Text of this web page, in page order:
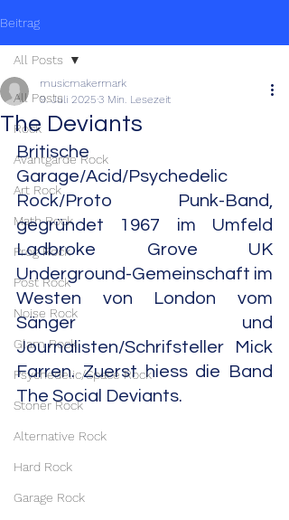
Beitrag
All Posts
Rock
Avantgarde Rock
Art Rock
Math Rock
Prog Rock
Post Rock
Noise Rock
Glam Rock
Psychedelic/Space Rock
Stoner Rock
Alternative Rock
Hard Rock
Garage Rock
All Posts
The Deviants
musicmakermark
9. Juli 2025 3 Min. Lesezeit
Britische
Garage/Acid/Psychedelic
Rock/Proto Punk-Band,
gegründet 1967 im Umfeld
Ladbroke Grove UK
Underground-Gemeinschaft im
Westen von London vom
Sänger und
Journalisten/Schrifsteller Mick
Farren. Zuerst hiess die Band
The Social Deviants.